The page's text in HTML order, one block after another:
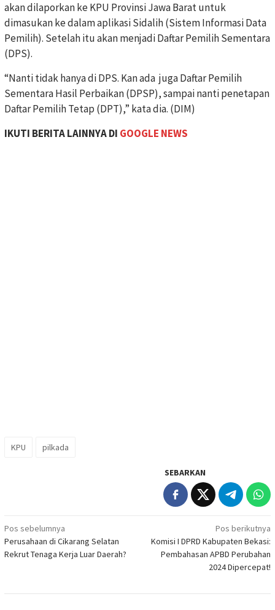
akan dilaporkan ke KPU Provinsi Jawa Barat untuk
dimasukan ke dalam aplikasi Sidalih (Sistem Informasi Data
Pemilih). Setelah itu akan menjadi Daftar Pemilih Sementara
(DPS).
“Nanti tidak hanya di DPS. Kan ada juga Daftar Pemilih
Sementara Hasil Perbaikan (DPSP), sampai nanti penetapan
Daftar Pemilih Tetap (DPT),” kata dia. (DIM)
IKUTI BERITA LAINNYA DI GOOGLE NEWS
KPU pilkada
SEBARKAN
Navigasi
pos
Pos sebelumnya
Perusahaan di Cikarang Selatan
Rekrut Tenaga Kerja Luar Daerah?
Pos berikutnya
Komisi I DPRD Kabupaten Bekasi:
Pembahasan APBD Perubahan
2024 Dipercepat!